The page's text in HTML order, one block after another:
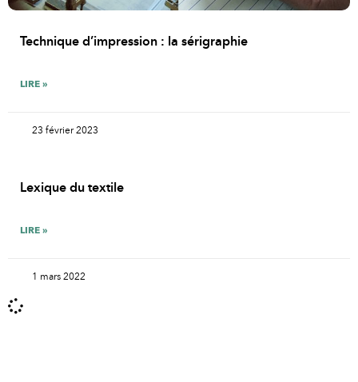
Technique d’impression : la sérigraphie
LIRE »
23 février 2023
Lexique du textile
LIRE »
1 mars 2022